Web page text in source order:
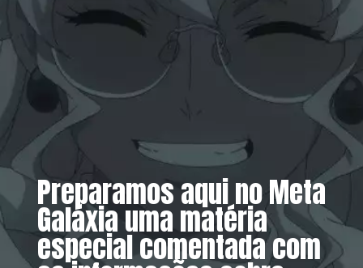
Preparamos aqui no Meta
Galáxia uma matéria
especial comentada com